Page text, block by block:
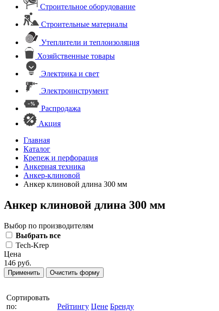
Строительное оборудование
Строительные материалы
Утеплители и теплоизоляция
Хозяйственные товары
Электрика и свет
Электроинструмент
Распродажа
Акция
Главная
Каталог
Крепеж и перфорация
Анкерная техника
Анкер-клиновой
Анкер клиновой длина 300 мм
Анкер клиновой длина 300 мм
Выбор по производителям
Выбрать все
Tech-Krep
Цена
146 руб.
Сортировать
по:
Рейтингу Цене Бренду